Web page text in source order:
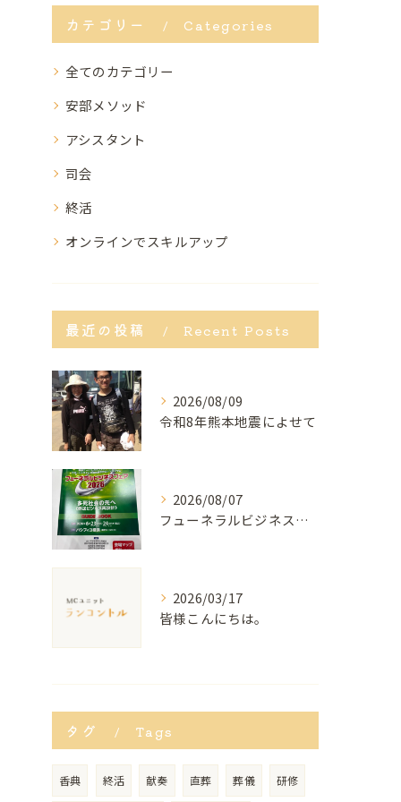
カテゴリー Categories
全てのカテゴリー
安部メソッド
アシスタント
司会
終活
オンラインでスキルアップ
最近の投稿 Recent Posts
2026/08/09
令和8年熊本地震によせて
2026/08/07
フューネラルビジネスフェア2026で登壇しました
2026/03/17
皆様こんにちは。
タグ Tags
香典 終活 献奏 直葬 葬儀 研修